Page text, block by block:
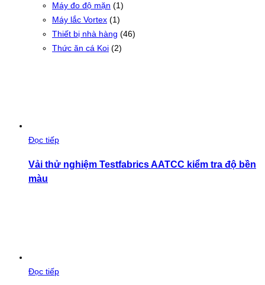
Máy đo độ mặn (1)
Máy lắc Vortex (1)
Thiết bị nhà hàng (46)
Thức ăn cá Koi (2)
Đọc tiếp
Vải thử nghiệm Testfabrics AATCC kiểm tra độ bền
màu
Đọc tiếp